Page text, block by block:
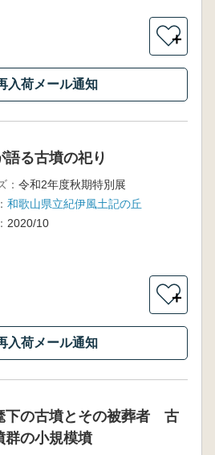
＋
入荷メール通知
語る古墳の祀り
： 令和2年度秋期特別展
和歌山県立紀伊風土記の丘
2020/10
＋
入荷メール通知
下の古墳とその被葬者 古
群の小規模墳